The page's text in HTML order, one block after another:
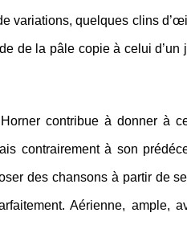
variations, quelques clins
de la pâle copie à celui
contribue à donner à
contrairement à son
des chansons à partir de
Aérienne, ample,